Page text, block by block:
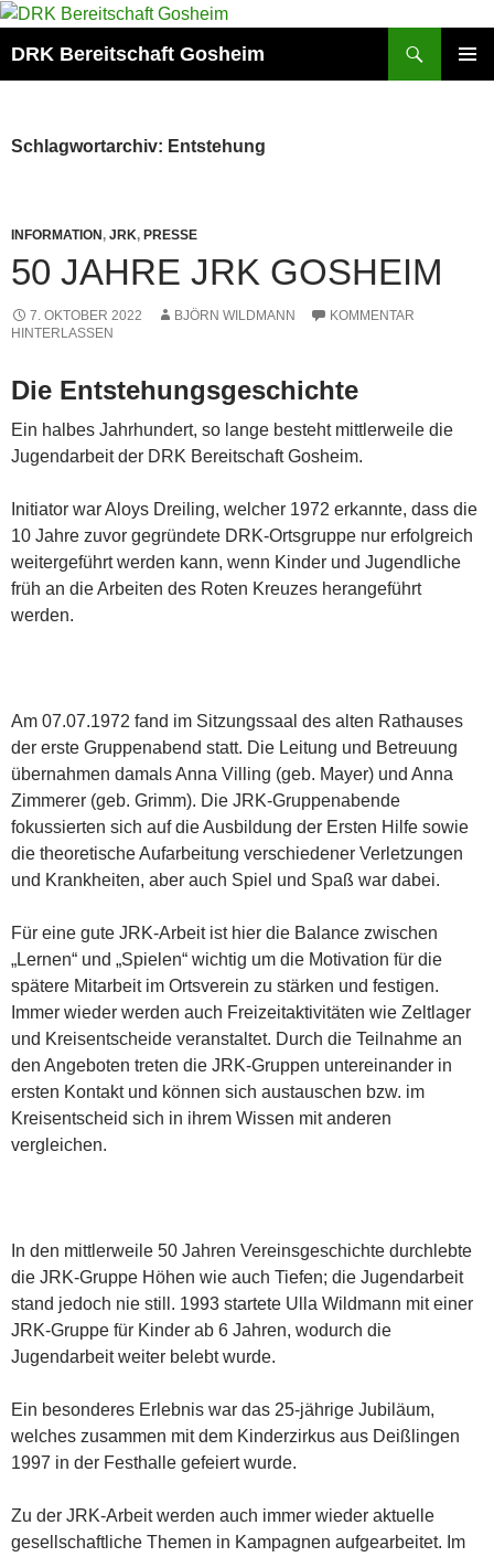
Zum
springen
DRK Bereitschaft Gosheim
Schlagwortarchiv: Entstehung
INFORMATION, JRK, PRESSE
50 JAHRE JRK GOSHEIM
7. OKTOBER 2022 BJÖRN WILDMANN
KOMMENTAR
HINTERLASSEN
Die Entstehungsgeschichte
Ein halbes Jahrhundert, so lange besteht mittlerweile die
Jugendarbeit der DRK Bereitschaft Gosheim.
Initiator war Aloys Dreiling, welcher 1972 erkannte, dass die
10 Jahre zuvor gegründete DRK-Ortsgruppe nur erfolgreich
weitergeführt werden kann, wenn Kinder und Jugendliche
früh an die Arbeiten des Roten Kreuzes herangeführt
werden.
Am 07.07.1972 fand im Sitzungssaal des alten Rathauses
der erste Gruppenabend statt. Die Leitung und Betreuung
übernahmen damals Anna Villing (geb. Mayer) und Anna
Zimmerer (geb. Grimm). Die JRK-Gruppenabende
fokussierten sich auf die Ausbildung der Ersten Hilfe sowie
die theoretische Aufarbeitung verschiedener Verletzungen
und Krankheiten, aber auch Spiel und Spaß war dabei.
Für eine gute JRK-Arbeit ist hier die Balance zwischen
„Lernen“ und „Spielen“ wichtig um die Motivation für die
spätere Mitarbeit im Ortsverein zu stärken und festigen.
Immer wieder werden auch Freizeitaktivitäten wie Zeltlager
und Kreisentscheide veranstaltet. Durch die Teilnahme an
den Angeboten treten die JRK-Gruppen untereinander in
ersten Kontakt und können sich austauschen bzw. im
Kreisentscheid sich in ihrem Wissen mit anderen
vergleichen.
In den mittlerweile 50 Jahren Vereinsgeschichte durchlebte
die JRK-Gruppe Höhen wie auch Tiefen; die Jugendarbeit
stand jedoch nie still. 1993 startete Ulla Wildmann mit einer
JRK-Gruppe für Kinder ab 6 Jahren, wodurch die
Jugendarbeit weiter belebt wurde.
Ein besonderes Erlebnis war das 25-jährige Jubiläum,
welches zusammen mit dem Kinderzirkus aus Deißlingen
1997 in der Festhalle gefeiert wurde.
Zu der JRK-Arbeit werden auch immer wieder aktuelle
gesellschaftliche Themen in Kampagnen aufgearbeitet. Im